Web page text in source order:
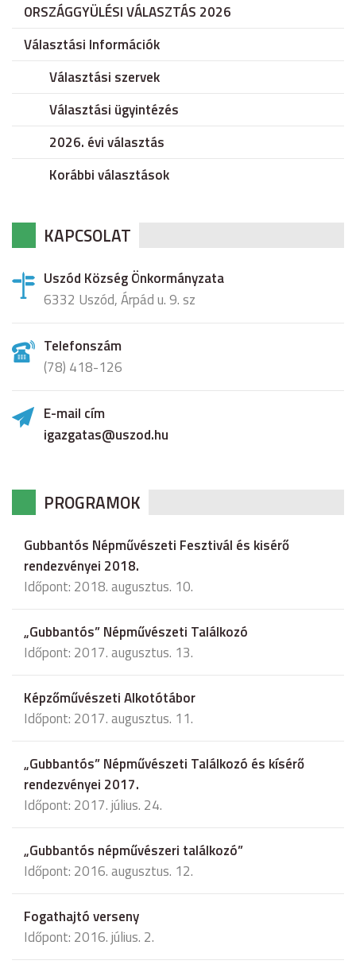
ORSZÁGGYÜLÉSI VÁLASZTÁS 2026
Választási Információk
Választási szervek
Választási ügyintézés
2026. évi választás
Korábbi választások
KAPCSOLAT
Uszód Község Önkormányzata
6332 Uszód, Árpád u. 9. sz
Telefonszám
(78) 418-126
E-mail cím
igazgatas@uszod.hu
PROGRAMOK
Gubbantós Népművészeti Fesztivál és kisérő
rendezvényei 2018.
Időpont: 2018. augusztus. 10.
„Gubbantós” Népművészeti Találkozó
Időpont: 2017. augusztus. 13.
Képzőművészeti Alkotótábor
Időpont: 2017. augusztus. 11.
„Gubbantós” Népművészeti Találkozó és kísérő
rendezvényei 2017.
Időpont: 2017. július. 24.
„Gubbantós népművészeri találkozó”
Időpont: 2016. augusztus. 12.
Fogathajtó verseny
Időpont: 2016. július. 2.